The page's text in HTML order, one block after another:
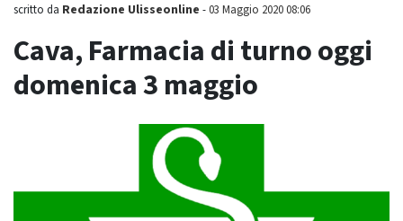
scritto da Redazione Ulisseonline -03 Maggio 2020 08:06
Cava, Farmacia di turno oggi
domenica 3 maggio